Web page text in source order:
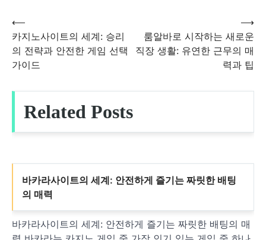
글
탐
색
⟵
카지노사이트의 세계: 승리
의 전략과 안전한 게임 선택
가이드
룸알바로 시작하는 새로운
직장 생활: 유연한 근무의 매
력과 팁
⟶
Related Posts
바카라사이트의 세계: 안전하게 즐기는 짜릿한 배팅
의 매력
바카라사이트의 세계: 안전하게 즐기는 짜릿한 배팅의 매